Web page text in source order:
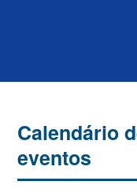
Calendário
eventos